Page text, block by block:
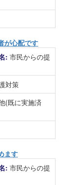
が心配です
: 市民からの提
対策
(既に実施済
ます
: 市民からの提